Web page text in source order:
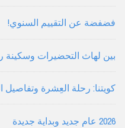
فضفضة عن التقييم السنوي!
بين لهاث التحضيرات
كويتنا: رحلة العِشرة وتفاصيل
2026 عام جديد وبداية جديدة